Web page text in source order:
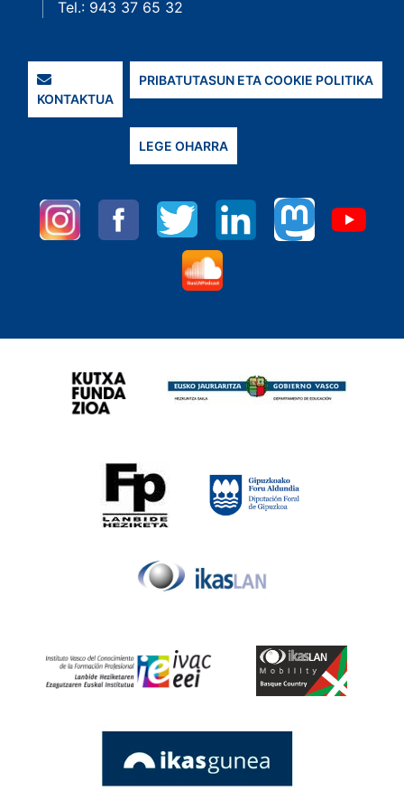
Tel.: 943 37 65 32
KONTAKTUA
PRIBATUTASUN ETA COOKIE POLITIKA
LEGE OHARRA